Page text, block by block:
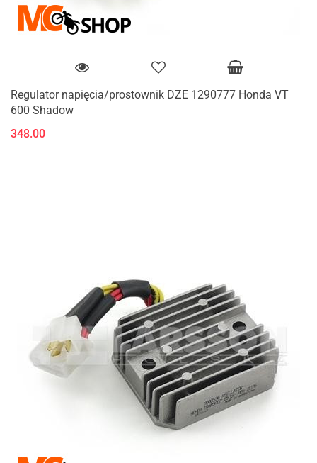
Regulator napięcia/prostownik DZE 1290777 Honda VT
600 Shadow
348.00